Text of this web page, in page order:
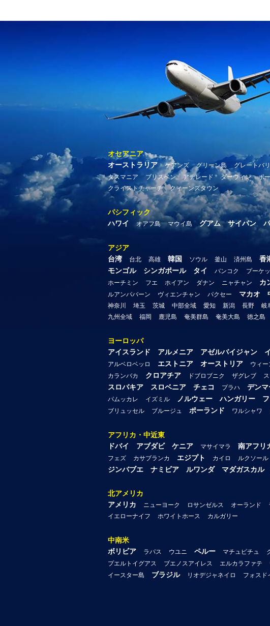
オセアニア
オーストラリア
ケアンズ グリーン島 グレートバ
タスマニア
ブリスベン アデレード ダーウィン ポ
クライストチャーチ
クィーンズタウン
パシフィック
ハワイ
オアフ島 マウイ島 グアム サイパン
アジア
台湾
台北 高雄 韓国 ソウル 釜山 済州島 香
モンゴル
シンガポール タイ バンコク プーケ
ホーチミン
フエ ホイアン ダナン ニャチャン カ
ルアンパバーン ヴィエンチャン パクセー マカオ
神奈川
埼玉 茨城 中部全域 愛知 新潟 長野 岐
九州全域
福岡 鹿児島 奄美群島 奄美大島 徳之島
ヨーロッパ
アイスランド
アルメニア アゼルバイジャン
アルベロベッロ
エストニア オーストリア ウィー
カランバカ
クロアチア ドブロブニク ザグレブ
スロバキア スロベニア チェコ プラハ デンマ
パムッカレ
イズミル ノルウェー ハンガリー
ブリュッセル ブルージュ ポーランド ワルシャワ
アフリカ・中近東
ドバイ
アブダビ ケニア マサイマラ 南アフリ
フェズ
カサブランカ エジプト カイロ ルクソール
ジンバブエ
ナミビア ルワンダ マダガスカル
北アメリカ
アメリカ
ニューヨーク ロサンゼルス オーランド
イエローナイフ
ホワイトホース カルガリー
中南米
ボリビア
ラパス ウユニ ペルー マチュピチュ
プエルトイグアス ブエノスアイレス エルカラファテ
イースター島
ブラジル リオデジャネイロ フォスド